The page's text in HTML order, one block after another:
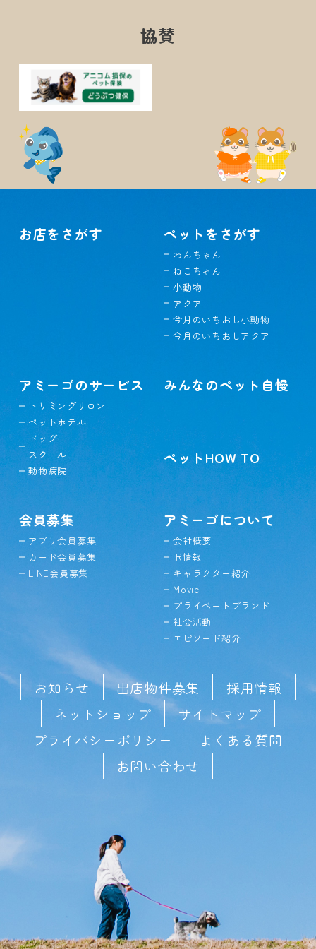
協賛
お店をさがす ペットをさがす
わんちゃん
ねこちゃん
小動物
アクア
今月のいちおし小動物
今月のいちおしアクア
アミーゴのサービス
トリミングサロン
ペットホテル
ドッグ
スクール
動物病院
みんなのペット自慢
ペットHOW TO
会員募集
アプリ会員募集
カード会員募集
LINE会員募集
アミーゴについて
会社概要
IR情報
キャラクター紹介
Movie
プライベートブランド
社会活動
エピソード紹介
お知らせ 出店物件募集
採用情報
ネットショップ
サイトマップ
プライバシーポリシー
よくある質問
お問い合わせ